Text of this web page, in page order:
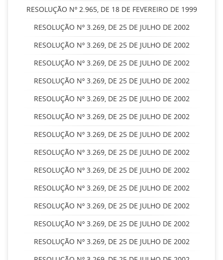
RESOLUÇÃO Nº 2.965, DE 18 DE FEVEREIRO DE 1999
RESOLUÇÃO Nº 3.269, DE 25 DE JULHO DE 2002
RESOLUÇÃO Nº 3.269, DE 25 DE JULHO DE 2002
RESOLUÇÃO Nº 3.269, DE 25 DE JULHO DE 2002
RESOLUÇÃO Nº 3.269, DE 25 DE JULHO DE 2002
RESOLUÇÃO Nº 3.269, DE 25 DE JULHO DE 2002
RESOLUÇÃO Nº 3.269, DE 25 DE JULHO DE 2002
RESOLUÇÃO Nº 3.269, DE 25 DE JULHO DE 2002
RESOLUÇÃO Nº 3.269, DE 25 DE JULHO DE 2002
RESOLUÇÃO Nº 3.269, DE 25 DE JULHO DE 2002
RESOLUÇÃO Nº 3.269, DE 25 DE JULHO DE 2002
RESOLUÇÃO Nº 3.269, DE 25 DE JULHO DE 2002
RESOLUÇÃO Nº 3.269, DE 25 DE JULHO DE 2002
RESOLUÇÃO Nº 3.269, DE 25 DE JULHO DE 2002